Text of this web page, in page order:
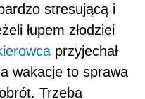
stresującą i
łupem złodziei
przyjechał
wakacje to sprawa
Trzeba